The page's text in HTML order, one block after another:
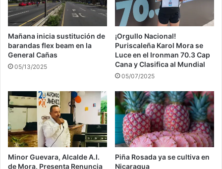
Mañana inicia sustitución de
barandas flex beam en la
General Cañas
05/13/2025
¡Orgullo Nacional!
Puriscaleña Karol Mora se
Luce en el Ironman 70.3 Cap
Cana y Clasifica al Mundial
05/07/2025
Minor Guevara, Alcalde A.I.
de Mora, Presenta Renuncia
Piña Rosada ya se cultiva en
Nicaragua